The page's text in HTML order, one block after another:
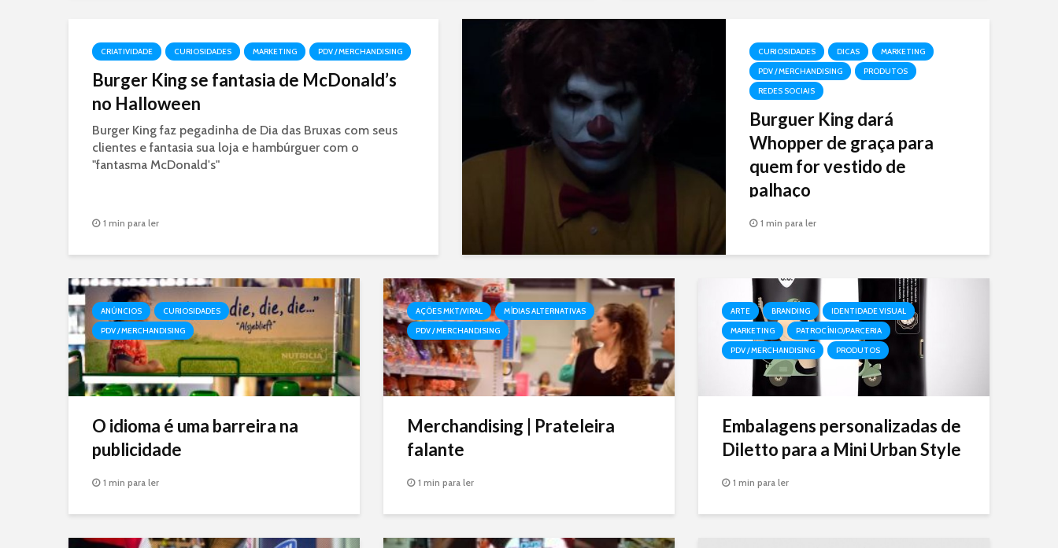
CRIATIVIDADE CURIOSIDADES MARKETING PDV / MERCHANDISING
Burger King se fantasia de McDonald’s
no Halloween
Burger King faz pegadinha de Dia das Bruxas com seus
clientes e fantasia sua loja e hambúrguer com o
"fantasma McDonald's"
1 min para ler
CURIOSIDADES DICAS
MARKETING
PDV / MERCHANDISING
PRODUTOS
REDES SOCIAIS
Burguer King dará
Whopper de graça para
quem for vestido de
palhaço
Ação é global para o próximo final de
semana, e vai dar de graça um
Whopper para quem for vestido de
unidades.
1 min para ler
ANÚNCIOS
CURIOSIDADES
PDV / MERCHANDISING
O idioma é uma barreira na
publicidade
1 min para ler
AÇÕES MKT/VIRAL
MÍDIAS ALTERNATIVAS
PDV / MERCHANDISING
Merchandising | Prateleira
falante
1 min para ler
ARTE BRANDING
IDENTIDADE VISUAL
MARKETING
PATROCÍNIO/PARCERIA
PDV / MERCHANDISING
PRODUTOS
Embalagens personalizadas de
Diletto para a Mini Urban Style
1 min para ler